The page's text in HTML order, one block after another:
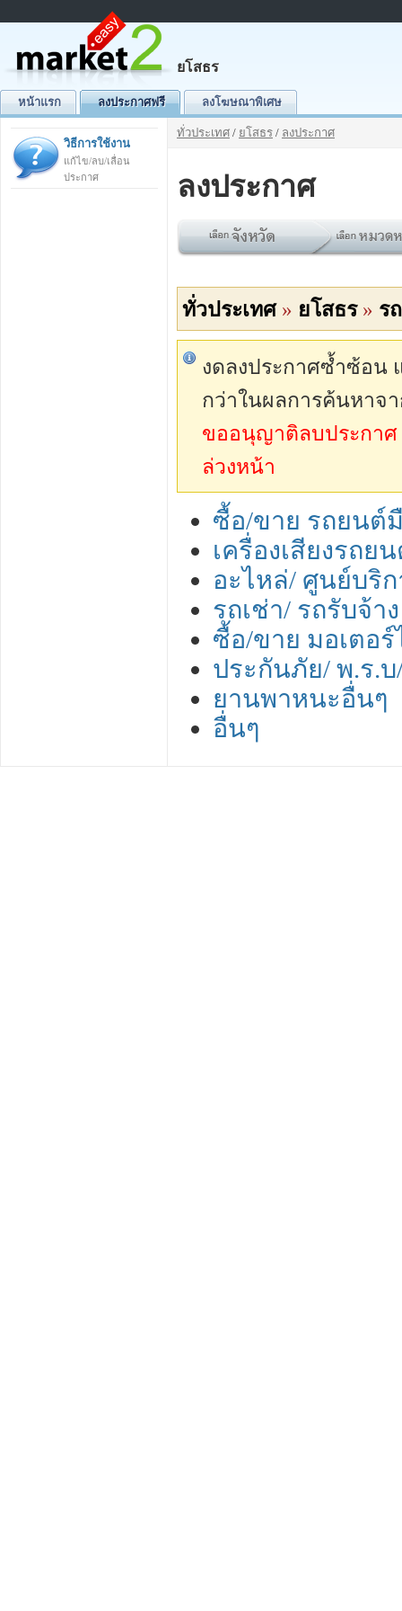
ยโสธร
หน้าแรก ลงประกาศฟรี ลงโฆษณาพิเศษ
วิธีการใช้งาน
แก้ไข/ลบ/เลื่อน
ประกาศ
ทั่วประเทศ / ยโสธร / ลงประกาศ
ลงประกาศ
ทั่วประเทศ» ยโสธร» ร
งดลงประกาศซ้ำซ้อน
กว่าในผลการค้นหาจา
ขออนุญาติลบประกาศ
ล่วงหน้า
ซื้อ/ขาย รถยนต์
เครื่องเสียงรถย
อะไหล่/ ศูนย์บริ
รถเช่า/ รถรับจ้าง
ซื้อ/ขาย มอเตอ
ประกันภัย/ พ.ร.
ยานพาหนะอื่นๆ
อื่นๆ